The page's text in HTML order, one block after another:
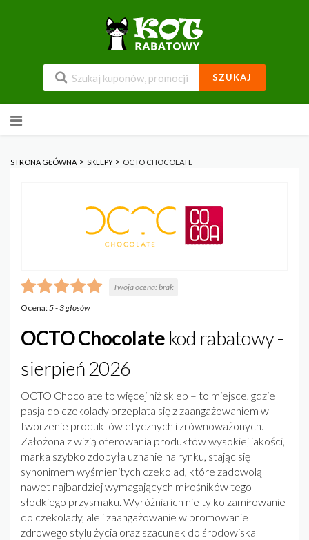
SZUKAJ
do
STRONA GŁÓWNA > SKLEPY > OCTO CHOCOLATE
Twoja ocena:brak
Ocena:5-3głosów
OCTO Chocolate kod rabatowy -
sierpień 2026
OCTO Chocolate to więcej niż sklep – to miejsce, gdzie
pasja do czekolady przeplata się z zaangażowaniem w
tworzenie produktów etycznych i zrównoważonych.
Założona z wizją oferowania produktów wysokiej jakości,
marka szybko zdobyła uznanie na rynku, stając się
synonimem wyśmienitych czekolad, które zadowolą
nawet najbardziej wymagających miłośników tego
słodkiego przysmaku. Wyróżnia ich nie tylko zamiłowanie
do czekolady, ale i zaangażowanie w promowanie
zdrowego stylu życia oraz szacunek do środowiska